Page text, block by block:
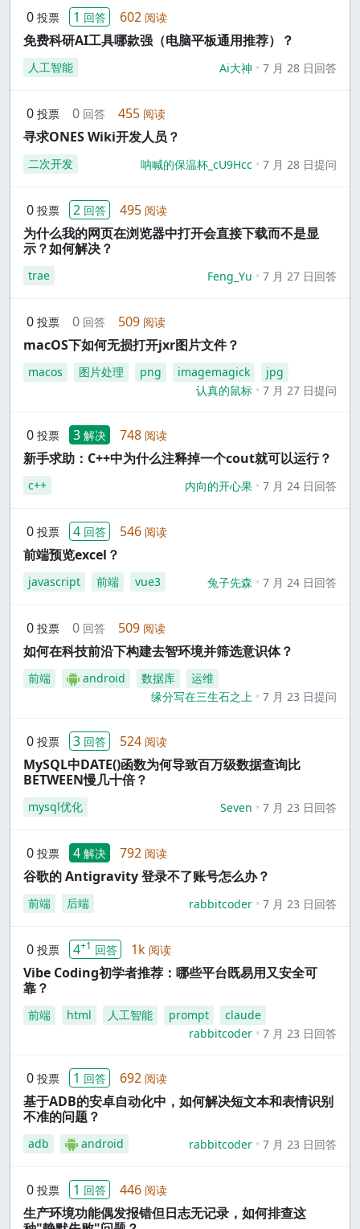
0 投票 1 回答 602 阅读
免费科研AI工具哪款强（电脑平板通用推荐）？
人工智能 Ai大神 7 月 28 日回答
0 投票 0 回答 455 阅读
寻求ONES Wiki开发人员？
二次开发 呐喊的保温杯_cU9Hcc 7 月 28 日提问
0 投票 2 回答 495 阅读
为什么我的网页在浏览器中打开会直接下载而不是显
示？如何解决？
trae Feng_Yu 7 月 27 日回答
0 投票 0 回答 509 阅读
macOS下如何无损打开jxr图片文件？
macos 图片处理 png imagemagick
jpg
认真的鼠标
7 月 27 日提问
0 投票 3 解决 748 阅读
新手求助：C++中为什么注释掉一个cout就可以运行？
c++ 内向的开心果 7 月 24 日回答
0 投票 4 回答 546 阅读
前端预览excel？
javascript 前端 vue3 兔子先森 7 月 24 日回答
0 投票 0 回答 509 阅读
如何在科技前沿下构建去智环境并筛选意识体？
前端 android 数据库
运维
缘分写在三生石之上
7 月 23 日提问
0 投票 3 回答 524 阅读
MySQL中DATE()函数为何导致百万级数据查询比
BETWEEN慢几十倍？
mysql优化 Seven 7 月 23 日回答
0 投票 4 解决 792 阅读
谷歌的 Antigravity 登录不了账号怎么办？
前端 后端 rabbitcoder 7 月 23 日回答
0 投票 4+1 回答 1k 阅读
Vibe Coding初学者推荐：哪些平台既易用又安全可
靠？
前端 html 人工智能 prompt
claude
rabbitcoder
7 月 23 日回答
0 投票 1 回答 692 阅读
基于ADB的安卓自动化中，如何解决短文本和表情识别
不准的问题？
adb android rabbitcoder 7 月 23 日回答
0 投票 1 回答 446 阅读
生产环境功能偶发报错但日志无记录，如何排查这